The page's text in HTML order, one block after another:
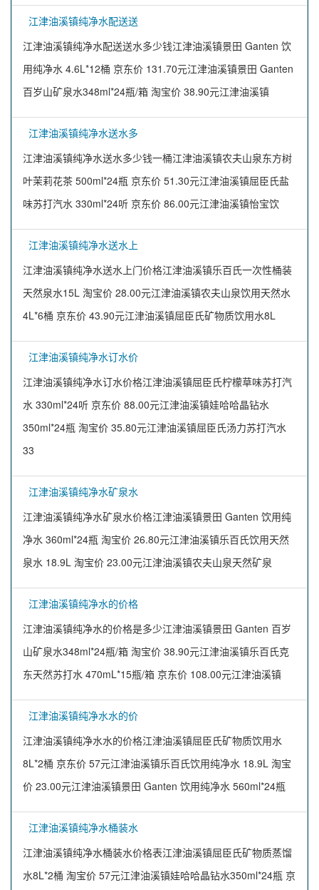
江津油溪镇纯净水配送送
江津油溪镇纯净水配送送水多少钱江津油溪镇景田 Ganten 饮
用纯净水 4.6L*12桶 京东价 131.70元江津油溪镇景田 Ganten
百岁山矿泉水348ml*24瓶/箱 淘宝价 38.90元江津油溪镇
江津油溪镇纯净水送水多
江津油溪镇纯净水送水多少钱一桶江津油溪镇农夫山泉东方树
叶茉莉花茶 500ml*24瓶 京东价 51.30元江津油溪镇屈臣氏盐
味苏打汽水 330ml*24听 京东价 86.00元江津油溪镇怡宝饮
江津油溪镇纯净水送水上
江津油溪镇纯净水送水上门价格江津油溪镇乐百氏一次性桶装
天然泉水15L 淘宝价 28.00元江津油溪镇农夫山泉饮用天然水
4L*6桶 京东价 43.90元江津油溪镇屈臣氏矿物质饮用水8L
江津油溪镇纯净水订水价
江津油溪镇纯净水订水价格江津油溪镇屈臣氏柠檬草味苏打汽
水 330ml*24听 京东价 88.00元江津油溪镇娃哈哈晶钻水
350ml*24瓶 淘宝价 35.80元江津油溪镇屈臣氏汤力苏打汽水
33
江津油溪镇纯净水矿泉水
江津油溪镇纯净水矿泉水价格江津油溪镇景田 Ganten 饮用纯
净水 360ml*24瓶 淘宝价 26.80元江津油溪镇乐百氏饮用天然
泉水 18.9L 淘宝价 23.00元江津油溪镇农夫山泉天然矿泉
江津油溪镇纯净水的价格
江津油溪镇纯净水的价格是多少江津油溪镇景田 Ganten 百岁
山矿泉水348ml*24瓶/箱 淘宝价 38.90元江津油溪镇乐百氏克
东天然苏打水 470mL*15瓶/箱 京东价 108.00元江津油溪镇
江津油溪镇纯净水水的价
江津油溪镇纯净水水的价格江津油溪镇屈臣氏矿物质饮用水
8L*2桶 京东价 57元江津油溪镇乐百氏饮用纯净水 18.9L 淘宝
价 23.00元江津油溪镇景田 Ganten 饮用纯净水 560ml*24瓶
江津油溪镇纯净水桶装水
江津油溪镇纯净水桶装水价格表江津油溪镇屈臣氏矿物质蒸馏
水8L*2桶 淘宝价 57元江津油溪镇娃哈哈晶钻水350ml*24瓶 京